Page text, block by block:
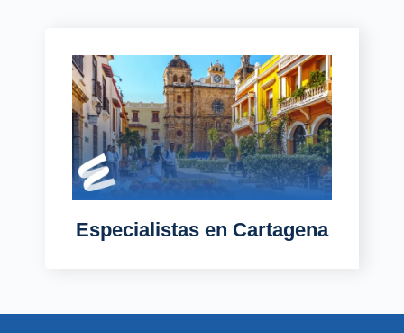
Especialistas en Cartagena